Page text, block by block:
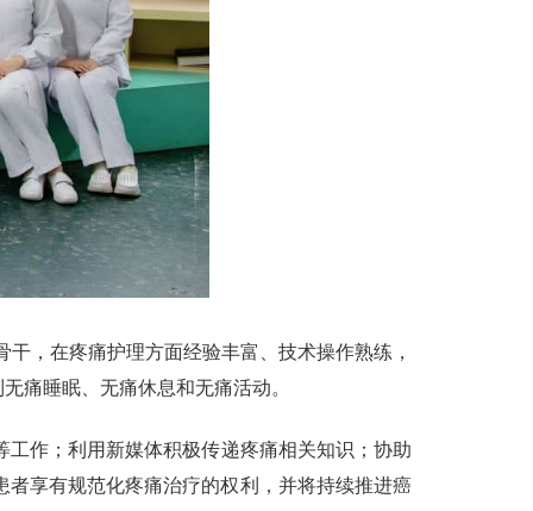
，在疼痛护理方面经验丰富、技术操作熟练，
痛睡眠、无痛休息和无痛活动。
作；利用新媒体积极传递疼痛相关知识；协助
享有规范化疼痛治疗的权利，并将持续推进癌